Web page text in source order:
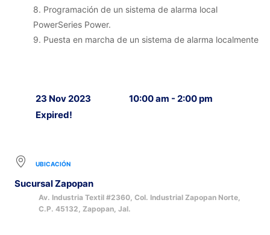
8. Programación de un sistema de alarma local
PowerSeries Power.
9. Puesta en marcha de un sistema de alarma localmente
23 Nov 2023
Expired!
10:00 am - 2:00 pm
UBICACIÓN
Sucursal Zapopan
Av. Industria Textil #2360, Col. Industrial Zapopan Norte,
C.P. 45132, Zapopan, Jal.